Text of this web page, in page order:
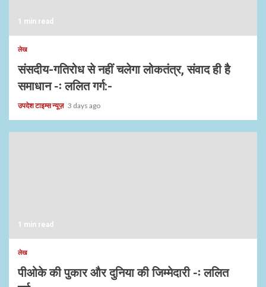
1 min read
लेख
संसदीय-गतिरोध से नहीं चलेगा लोकतंत्र, संवाद ही है
समाधान -ः ललित गर्ग:-
उपदेश टाइम्स न्यूज़ 3 days ago
1 min read
लेख
पीओके की पुकार और दुनिया की जिम्मेदारी -ः ललित